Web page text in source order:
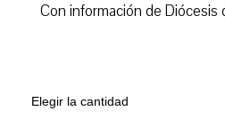
Con información de Diócesis